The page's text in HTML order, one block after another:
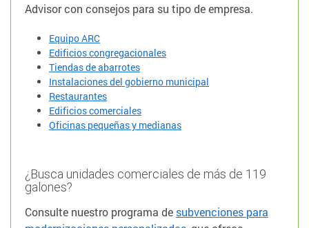
Advisor con consejos para su tipo de empresa.
Equipo ARC
Edificios congregacionales
Tiendas de abarrotes
Instalaciones del gobierno municipal
Restaurantes
Edificios comerciales
Oficinas pequeñas y medianas
¿Busca unidades comerciales de más de 119
galones?
Consulte nuestro programa de subvenciones para